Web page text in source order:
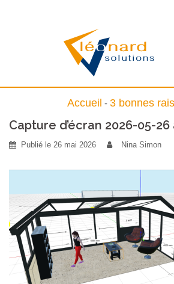
Accueil - 3 bonnes
Capture d’écran 2026-05-26
Publié le 26 mai 2026 Nina Simon